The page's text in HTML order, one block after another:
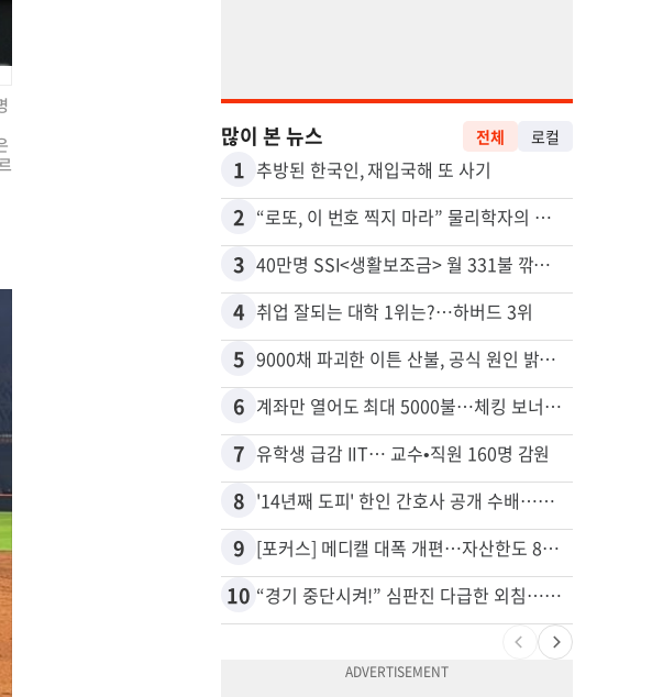
많이 본 뉴스 전체 로컬
1 추방된 한국인, 재입국해 또 사기
2 “로또, 이 번호 찍지 마라” 물리학자의 당첨금 높이는 비밀
3 40만명 SSI<생활보조금> 월 331불 깎이나
4 취업 잘되는 대학 1위는?…하버드 3위
5 9000채 파괴한 이튼 산불, 공식 원인 밝혀졌다
6 계좌만 열어도 최대 5000불…체킹 보너스 무한 경쟁
7 유학생 급감 IIT… 교수•직원 160명 감원
8 '14년째 도피' 한인 간호사 공개 수배…메디케어 사기 유죄
9 [포커스] 메디캘 대폭 개편…자산한도 84% 축소
10 “경기 중단시켜!” 심판진 다급한 외침…폭염에 야구팬 쓰러졌다